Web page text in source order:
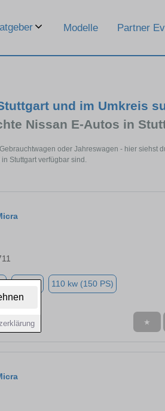
Modelle Partner
und im Umkreis
Nissan E-Autos in
oder Jahreswagen - hier siehst
Stuttgart verfügbar sind.
Elektro 110 kw (150 PS)
★